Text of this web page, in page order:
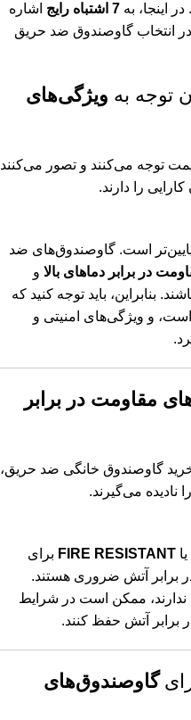
اینجا، به 7 اشتباه رایج
اشاره
در انتخاب گاوصندوق ضد حریق
ویژگی‌های
قیمت توجه می‌کنند و تصور می‌کنند
را دارند.
است. گاوصندوق‌های ضد
در برابر دماهای بالا و
بنابراین، باید توجه کنید که
است، و ویژگی‌های امنیتی و
مقاومت در برابر
خرید گاوصندوق خانگی ضد حریق،
نادیده می‌گیرند.
یا FIRE RESISTANT برای
برابر آتش ضروری هستند.
ندارند، ممکن است در شرایط
برابر آتش حفظ کنند.
گاوصندوق‌های